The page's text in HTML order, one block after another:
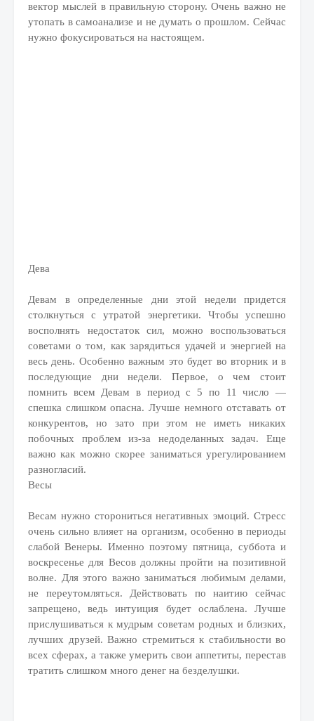
вектор мыслей в правильную сторону. Очень важно не
утопать в самоанализе и не думать о прошлом. Сейчас
нужно фокусироваться на настоящем.
Дева
Девам в определенные дни этой недели придется
столкнуться с утратой энергетики. Чтобы успешно
восполнять недостаток сил, можно воспользоваться
советами о том, как зарядиться удачей и энергией на
весь день. Особенно важным это будет во вторник и в
последующие дни недели. Первое, о чем стоит
помнить всем Девам в период с 5 по 11 число —
спешка слишком опасна. Лучше немного отставать от
конкурентов, но зато при этом не иметь никаких
побочных проблем из-за недоделанных задач. Еще
важно как можно скорее заниматься урегулированием
разногласий.
Весы
Весам нужно сторониться негативных эмоций. Стресс
очень сильно влияет на организм, особенно в периоды
слабой Венеры. Именно поэтому пятница, суббота и
воскресенье для Весов должны пройти на позитивной
волне. Для этого важно заниматься любимым делами,
не переутомляться. Действовать по наитию сейчас
запрещено, ведь интуиция будет ослаблена. Лучше
прислушиваться к мудрым советам родных и близких,
лучших друзей. Важно стремиться к стабильности во
всех сферах, а также умерить свои аппетиты, перестав
тратить слишком много денег на безделушки.